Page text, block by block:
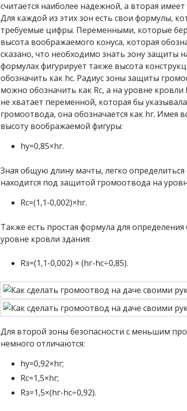
считается наиболее надежной, а вторая
Для каждой из этих зон есть свои формулы,
требуемые цифры. Переменными, которые
высота воображаемого конуса, которая
сказано, что необходимо знать зону защиты
формулах фигурирует также высота
обозначить как hc. Радиус зоны защиты
можно обозначить как Rс, а на уровне кровли
не хватает переменной, которая бы
громоотвода, она обозначается как hг. Имея
высоту воображаемой фигуры:
hy=0,85×hг.
Зная общую длину мачты, легко
находится под защитой громоотвода на
Rс=(1,1-0,002)×hг.
Также есть простая формула для
уровне кровли здания:
Rз=(1,1-0,002) × (hг-hc÷0,85).
Для второй зоны безопасности с меньшим
немного отличаются:
hy=0,92×hг;
Rс=1,5×hг;
Rз=1,5×(hг-hc÷0,92).